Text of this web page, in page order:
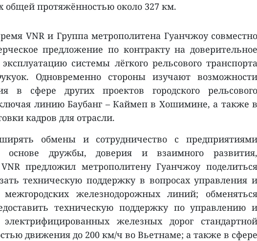
общей протяжённостью около 327 км.
VNR и Группа метрополитена Гуанчжоу совместно
предложение по контракту на доверительное
системы лёгкого рельсового транспорта
Одновременно стороны изучают возможности
в сфере других проектов городского рельсового
линию Баубанг – Каймеп в Хошимине, а также в
кадров для отрасли.
обмены и сотрудничество с предприятиями
основе дружбы, доверия и взаимного развития,
VNR предложил метрополитену Гуанчжоу поделиться
техническую поддержку в вопросах управления и
межгородских железнодорожных линий; обменяться
техническую поддержку по управлению и
электрифицированных железных дорог стандартной
движения до 200 км/ч во Вьетнаме; а также в сфере